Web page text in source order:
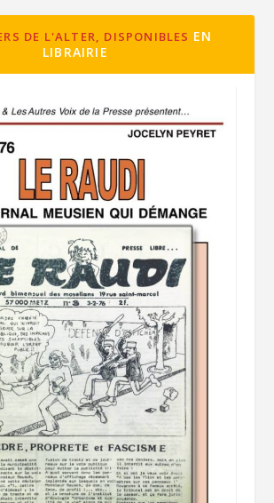
DE L'ALTER, DISPONIBLES EN
LIBRAIRIE